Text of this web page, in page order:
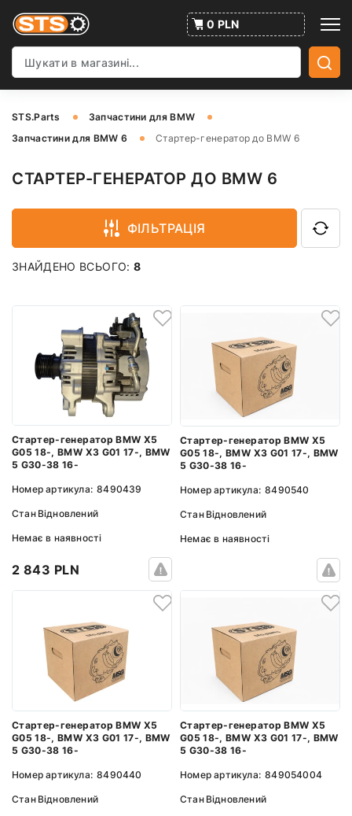
0 PLN
STS.Parts
Запчастини для BMW
Запчастини для BMW 6
Стартер-генератор до BMW 6
СТАРТЕР-ГЕНЕРАТОР ДО BMW 6
ФІЛЬТРАЦІЯ
ЗНАЙДЕНО ВСЬОГО: 8
Стартер-генератор BMW X5
G05 18-, BMW X3 G01 17-, BMW
5 G30-38 16-
Номер артикула: 8490439
Стан Відновлений
Немає в наявності
2 843 PLN
Стартер-генератор BMW X5
G05 18-, BMW X3 G01 17-, BMW
5 G30-38 16-
Номер артикула: 8490540
Стан Відновлений
Немає в наявності
Стартер-генератор BMW X5
G05 18-, BMW X3 G01 17-, BMW
5 G30-38 16-
Номер артикула: 8490440
Стан Відновлений
Стартер-генератор BMW X5
G05 18-, BMW X3 G01 17-, BMW
5 G30-38 16-
Номер артикула: 849054004
Стан Відновлений